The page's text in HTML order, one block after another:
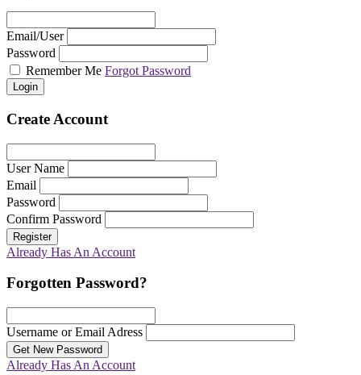
Email/User
Password
Remember Me Forgot Password
Login
Create Account
User Name
Email
Password
Confirm Password
Register
Already Has An Account
Forgotten Password?
Username or Email Adress
Get New Password
Already Has An Account